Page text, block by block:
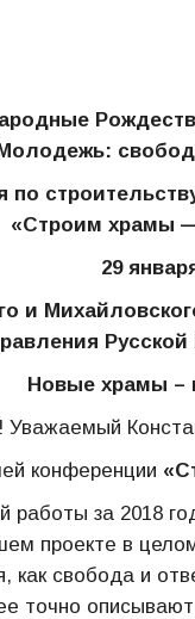
по
«Строим храмы
29
и
Новые храмы –
конференции
за 2018
проекте в
как свобода и
точно